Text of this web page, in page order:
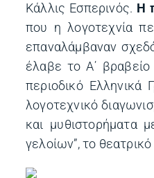
Κάλλις Εσπερινός. Η
που η λογοτεχνία
επαναλάμβαναν
έλαβε το Α΄ βραβείο
περιοδικό Ελληνικά
λογοτεχνικό
και μυθιστορήματα
γελοίων”, το